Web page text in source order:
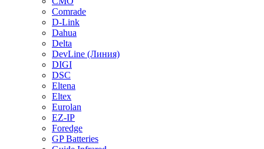
Comrade
D-Link
Dahua
Delta
DevLine (Линия)
DIGI
DSC
Eltena
Eltex
Eurolan
EZ-IP
Foredge
GP Batteries